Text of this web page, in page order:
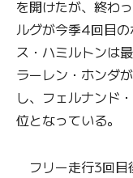
を開けたが、終わ
ルグが今季4回目
ス・ハミルトンは
ラーレン・ホンダ
し、フェルナンド
位となっている。
フリー走行3回目